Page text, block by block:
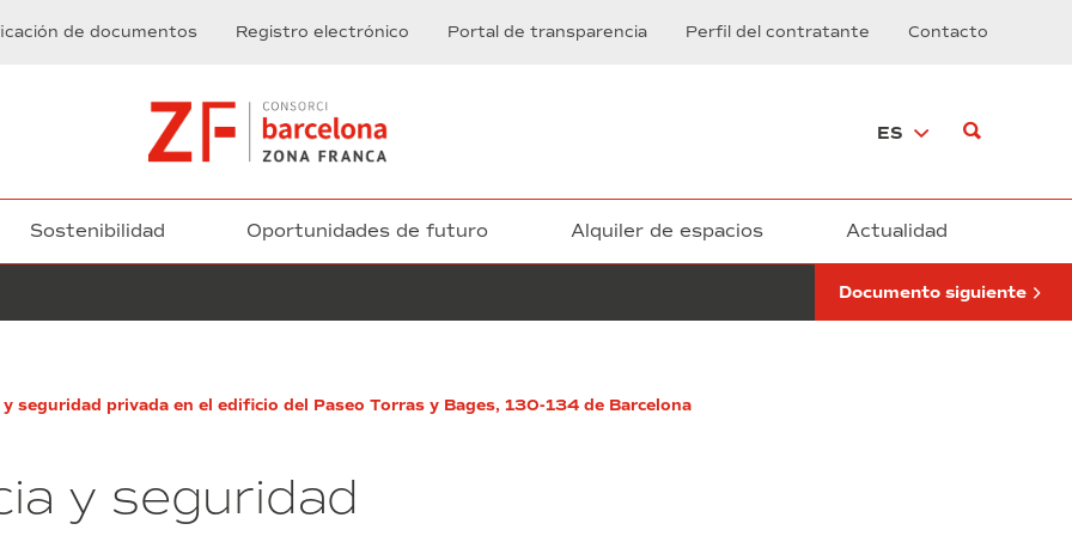
de documentos Registro electrónico Portal de transparencia Perfil del contratante Contacto
ES
Sostenibilidad Oportunidades de futuro Alquiler de espacios Actualidad
de
Industrial
Zona
Franca
Documento siguiente
seguridad privada en el edificio del Paseo Torras y Bages, 130-134 de Barcelona
y seguridad
de
del
Polígono